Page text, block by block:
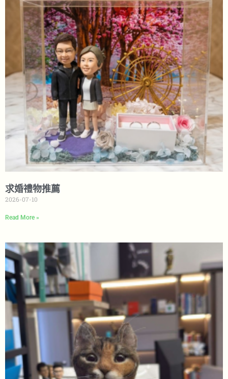
求婚禮物推薦
2026-07-10
Read More »